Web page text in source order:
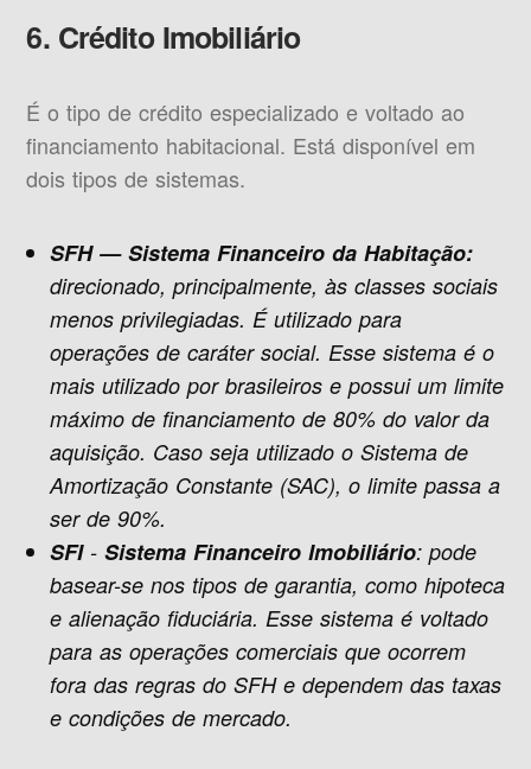
6. Crédito Imobiliário
É o tipo de crédito especializado e voltado ao
financiamento habitacional. Está disponível em
dois tipos de sistemas.
SFH — Sistema Financeiro da Habitação:
direcionado, principalmente, às classes sociais
menos privilegiadas. É utilizado para
operações de caráter social. Esse sistema é o
mais utilizado por brasileiros e possui um limite
máximo de financiamento de 80% do valor da
aquisição. Caso seja utilizado o Sistema de
Amortização Constante (SAC), o limite passa a
ser de 90%.
SFI- Sistema Financeiro Imobiliário: pode
basear-se nos tipos de garantia, como hipoteca
e alienação fiduciária. Esse sistema é voltado
para as operações comerciais que ocorrem
fora das regras do SFH e dependem das taxas
e condições de mercado.